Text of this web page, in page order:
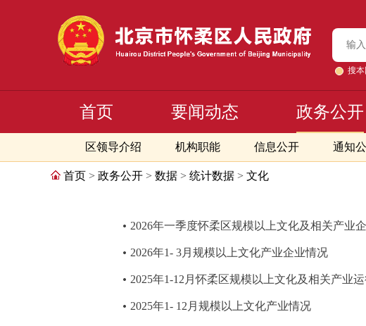
搜本
首页 要闻动态 政务公开
区领导介绍 机构职能 信息公开 通知
首页 > 政务公开 > 数据 > 统计数据 > 文化
2026年一季度怀柔区规模以上文化及相关产业
2026年1- 3月规模以上文化产业企业情况
2025年1-12月怀柔区规模以上文化及相关产业
2025年1- 12月规模以上文化产业情况